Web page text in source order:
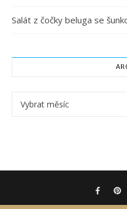
Salát z čočky beluga se
Archivy